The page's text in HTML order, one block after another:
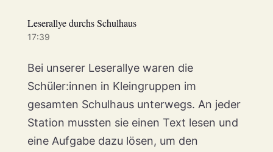
Leserallye durchs Schulhaus
17:39
Bei unserer Leserallye waren die
Schüler:innen in Kleingruppen im
gesamten Schulhaus unterwegs. An jeder
Station mussten sie einen Text lesen und
eine Aufgabe dazu lösen, um den